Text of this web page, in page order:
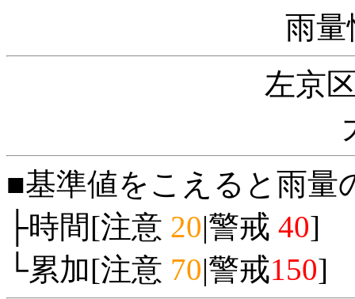
雨量
左京
■基準値をこえると雨量
├時間[注意 20|警戒 40]
└累加[注意 70|警戒150]